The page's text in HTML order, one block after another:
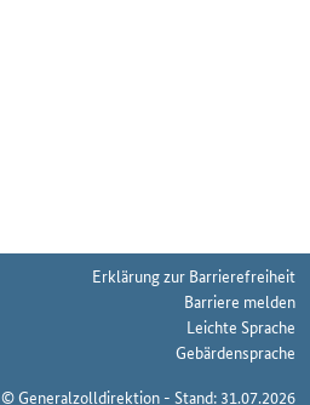
Erklärung zur Barrierefreiheit
Barriere melden
Leichte Sprache
Gebärdensprache
© Generalzolldirektion - Stand: 31.07.2026